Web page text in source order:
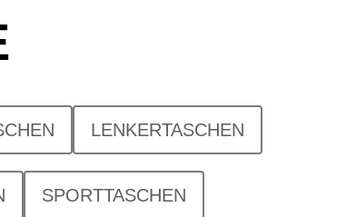
LENKERTASCHEN
SPORTTASCHEN